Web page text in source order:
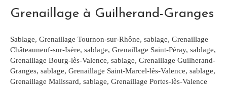
Grenaillage à Guilherand-Granges
Sablage, Grenaillage Tournon-sur-Rhône, sablage, Grenaillage
Châteauneuf-sur-Isère, sablage, Grenaillage Saint-Péray, sablage,
Grenaillage Bourg-lès-Valence, sablage, Grenaillage Guilherand-
Granges, sablage, Grenaillage Saint-Marcel-lès-Valence, sablage,
Grenaillage Malissard, sablage, Grenaillage Portes-lès-Valence